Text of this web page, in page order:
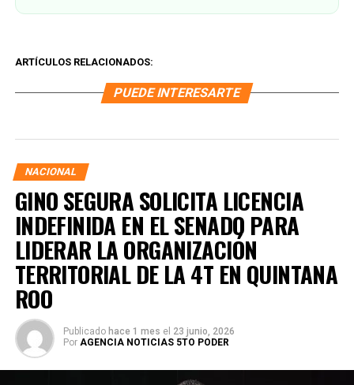
ARTÍCULOS RELACIONADOS:
PUEDE INTERESARTE
NACIONAL
GINO SEGURA SOLICITA LICENCIA
INDEFINIDA EN EL SENADO PARA
LIDERAR LA ORGANIZACIÓN
TERRITORIAL DE LA 4T EN QUINTANA
ROO
Publicado hace 1 mes el 23 junio, 2026
Por AGENCIA NOTICIAS 5TO PODER